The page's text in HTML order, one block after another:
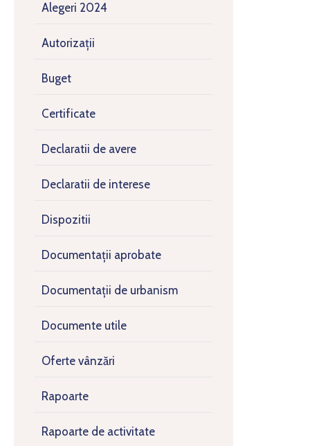
Alegeri 2024
Autorizații
Buget
Certificate
Declaratii de avere
Declaratii de interese
Dispozitii
Documentații aprobate
Documentații de urbanism
Documente utile
Oferte vânzări
Rapoarte
Rapoarte de activitate